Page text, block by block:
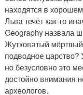
находятся в
Льва течёт как-то
Geography назвала
Жутковатый
подводное царство?
но безусловно это
достойно внимания
археологов.